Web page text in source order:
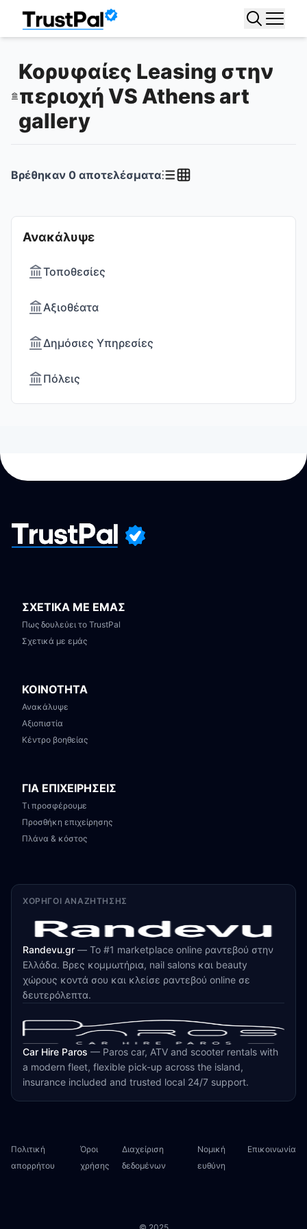
Κορυφαίες Leasing στην
περιοχή VS Athens art
gallery
Ανακάλυψε
Τοποθεσίες
Αξιοθέατα
Δημόσιες Υπηρεσίες
Πόλεις
Βρέθηκαν 0 αποτελέσματα
ΣΧΕΤΙΚΑ ΜΕ ΕΜΑΣ
Πως δουλεύει το TrustPal
Σχετικά με εμάς
ΚΟΙΝΟΤΗΤΑ
Ανακάλυψε
Αξιοπιστία
Κέντρο βοηθείας
ΓΙΑ ΕΠΙΧΕΙΡΗΣΕΙΣ
Τι προσφέρουμε
Προσθήκη επιχείρησης
Πλάνα & κόστος
ΧΟΡΗΓΟΊ ΑΝΑΖΉΤΗΣΗΣ
Randevu.gr — Το #1 marketplace online ραντεβού στην
Ελλάδα. Βρες κομμωτήρια, nail salons και beauty
χώρους κοντά σου και κλείσε ραντεβού online σε
δευτερόλεπτα.
Car Hire Paros — Paros car, ATV and scooter rentals with
a modern fleet, flexible pick-up across the island,
insurance included and trusted local 24/7 support.
Πολιτική
απορρήτου
Όροι
χρήσης
Διαχείριση
δεδομένων
Νομική
ευθύνη
Επικοινωνία